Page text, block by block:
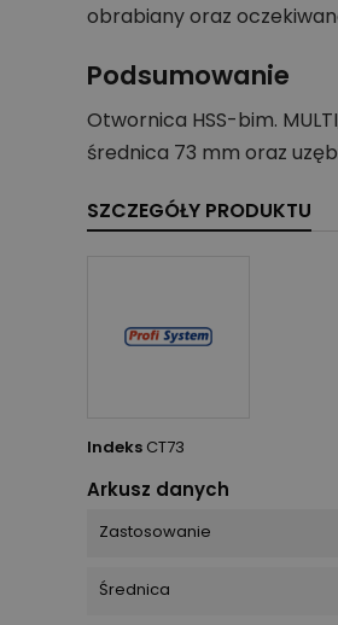
obrabiany oraz
Podsumowanie
Otwornica HSS-bim.
średnica 73 mm oraz
SZCZEGÓŁY PRODUKTU
Indeks CT73
Arkusz danych
Zastosowanie
Średnica